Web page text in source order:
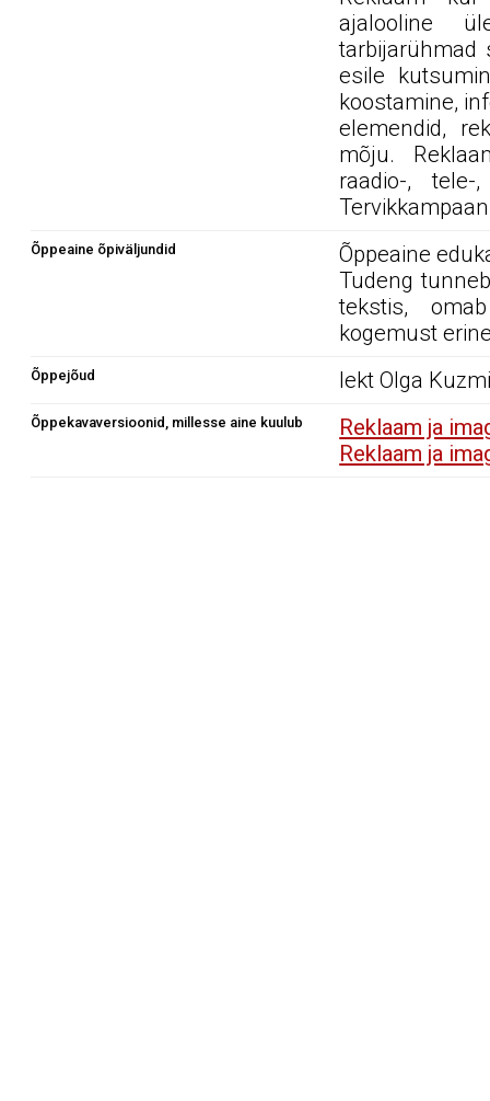
ajalooline
tarbijarühmad
esile
koostamine,
elemendid,
mõju.
raadio-,
Õppeaine õpiväljundid
Õppeaine
Tudeng
tekstis,
kogemust
Õppejõud lekt Olga
Õppekavaversioonid, millesse aine kuulub
Reklaam ja
Reklaam ja